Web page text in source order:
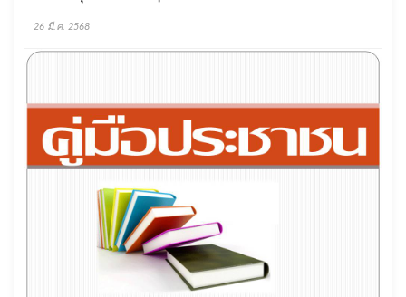
26 มี.ค. 2568